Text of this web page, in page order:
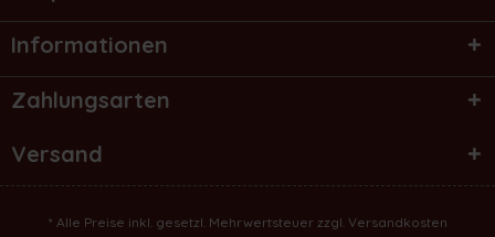
Informationen
Zahlungsarten
Versand
* Alle Preise inkl. gesetzl. Mehrwertsteuer zzgl. Versandkosten